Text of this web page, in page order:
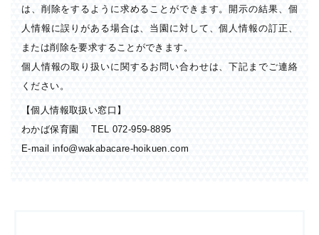
は、削除をするように求めることができます。開示の結果、個
人情報に誤りがある場合は、当園に対して、個人情報の訂正、
または削除を要求することができます。
個人情報の取り扱いに関するお問い合わせは、下記までご連絡
ください。
【個人情報取扱い窓口】
わかば保育園 TEL 072-959-8895
E-mail info@wakabacare-hoikuen.com